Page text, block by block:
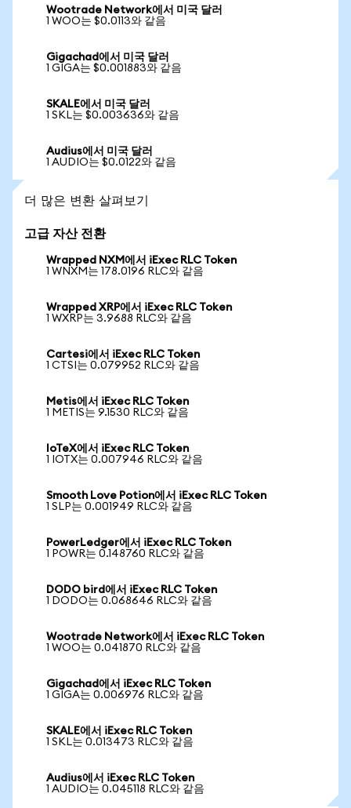
Wootrade Network에서 미국 달러
1 WOO는 $0.0113와 같음
Gigachad에서 미국 달러
1 GIGA는 $0.001883와 같음
SKALE에서 미국 달러
1 SKL는 $0.003636와 같음
Audius에서 미국 달러
1 AUDIO는 $0.0122와 같음
더 많은 변환 살펴보기
고급 자산 전환
Wrapped NXM에서 iExec RLC Token
1 WNXM는 178.0196 RLC와 같음
Wrapped XRP에서 iExec RLC Token
1 WXRP는 3.9688 RLC와 같음
Cartesi에서 iExec RLC Token
1 CTSI는 0.079952 RLC와 같음
Metis에서 iExec RLC Token
1 METIS는 9.1530 RLC와 같음
IoTeX에서 iExec RLC Token
1 IOTX는 0.007946 RLC와 같음
Smooth Love Potion에서 iExec RLC Token
1 SLP는 0.001949 RLC와 같음
PowerLedger에서 iExec RLC Token
1 POWR는 0.148760 RLC와 같음
DODO bird에서 iExec RLC Token
1 DODO는 0.068646 RLC와 같음
Wootrade Network에서 iExec RLC Token
1 WOO는 0.041870 RLC와 같음
Gigachad에서 iExec RLC Token
1 GIGA는 0.006976 RLC와 같음
SKALE에서 iExec RLC Token
1 SKL는 0.013473 RLC와 같음
Audius에서 iExec RLC Token
1 AUDIO는 0.045118 RLC와 같음